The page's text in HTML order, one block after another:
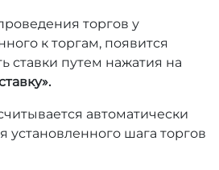
торгов у
к торгам, появится
ставки путем нажатия на
автоматически
установленного шага торгов